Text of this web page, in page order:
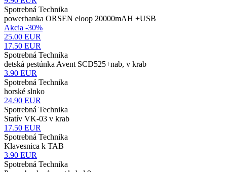
Spotrebná Technika
powerbanka ORSEN eloop 20000mAH +USB
Akcia -30%
25.00 EUR
17.50 EUR
Spotrebná Technika
detská pestúnka Avent SCD525+nab, v krab
3.90 EUR
Spotrebná Technika
horské slnko
24.90 EUR
Spotrebná Technika
Statív VK-03 v krab
17.50 EUR
Spotrebná Technika
Klavesnica k TAB
3.90 EUR
Spotrebná Technika